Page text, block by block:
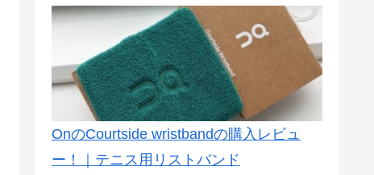
OnのCourtside wristbandの購入レビュ
ー！｜テニス用リストバンド